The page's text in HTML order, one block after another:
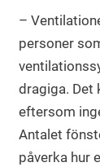
–
personer
dragiga. Det
eftersom
Antalet
påverka hur